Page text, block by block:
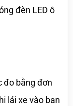
đèn LED ô
đo bằng đơn
lái xe vào ban